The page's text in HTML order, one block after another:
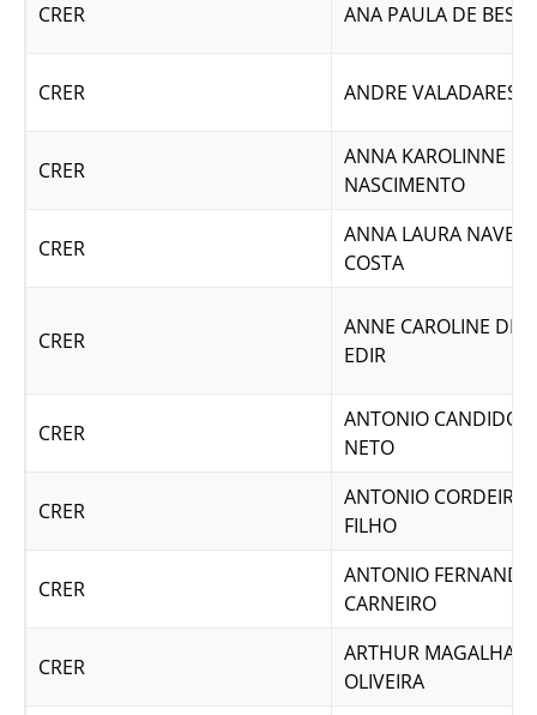
CRER ANA PAULA DE
CRER ANDRE VALADARES
CRER
ANNA KAROLINNE
NASCIMENTO
CRER
ANNA LAURA NAVES
COSTA
CRER
ANNE CAROLINE DE
EDIR
CRER
ANTONIO CANDIDO
NETO
CRER
ANTONIO CORDEIRO
FILHO
CRER
ANTONIO FERNANDO
CARNEIRO
CRER
ARTHUR
OLIVEIRA